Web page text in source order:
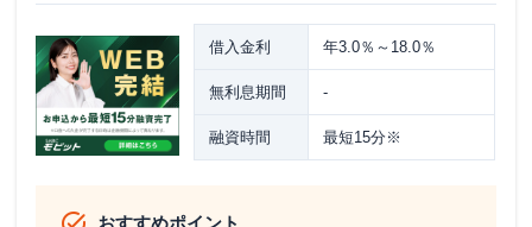
借入金利 年3.0％～18.0％
無利息期間 -
融資時間 最短15分※
おすすめポイント